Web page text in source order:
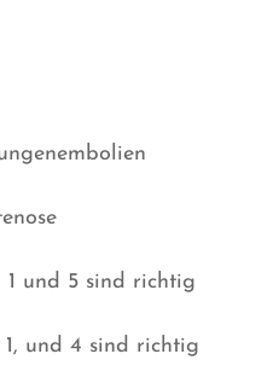
und 5 sind richtig
und 4 sind richtig